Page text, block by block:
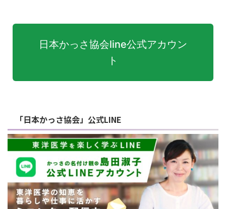
日本かっさ協会line公式アカウン
ト
「日本かっさ協会」公式LINE